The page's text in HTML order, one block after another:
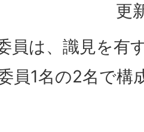
更
員は、識見を有
員1名の2名で構